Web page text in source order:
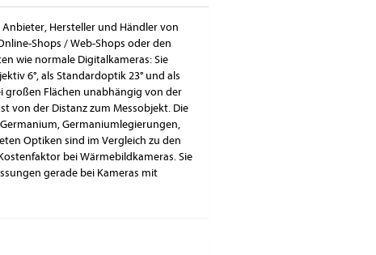
Hersteller und Händler von
Shops / Web-Shops oder den
wie normale Digitalkameras: Sie
6°, als Standardoptik 23° und als
großen Flächen unabhängig von der
von der Distanz zum Messobjekt. Die
Germaniumlegierungen,
Optiken sind im Vergleich zu den
bei Wärmebildkameras. Sie
gerade bei Kameras mit